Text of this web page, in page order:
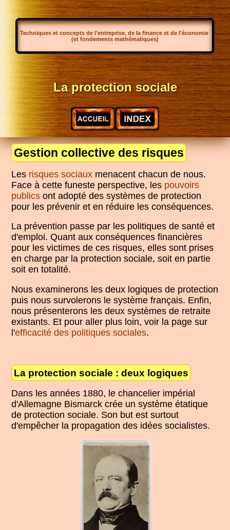
Techniques et concepts de l'entreprise, de la finance et de l'économie
(et fondements mathématiques)
La protection sociale
Gestion collective des risques
Les risques sociaux menacent chacun de nous.
Face à cette funeste perspective, les pouvoirs
publics ont adopté des systèmes de protection
pour les prévenir et en réduire les conséquences.
La prévention passe par les politiques de santé et
d'emploi. Quant aux conséquences financières
pour les victimes de ces risques, elles sont prises
en charge par la protection sociale, soit en partie
soit en totalité.
Nous examinerons les deux logiques de protection
puis nous survolerons le système français. Enfin,
nous présenterons les deux systèmes de retraite
existants. Et pour aller plus loin, voir la page sur
l'efficacité des politiques sociales.
La protection sociale : deux logiques
Dans les années 1880, le chancelier impérial
d'Allemagne Bismarck crée un système étatique
de protection sociale. Son but est surtout
d'empêcher la propagation des idées socialistes.